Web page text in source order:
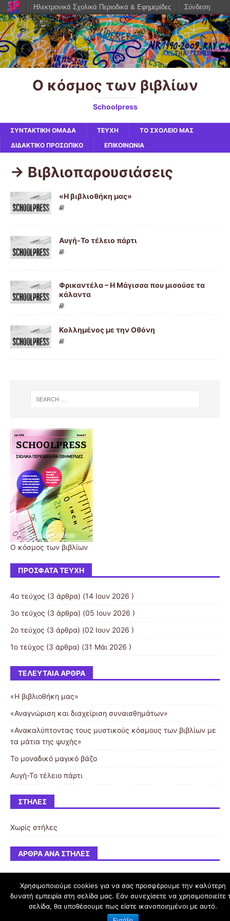
Ο κόσμος των βιβλίων
Schoolpress
ΣΥΝΤΑΚΤΙΚΗ ΟΜΑΔΑ ΤΕΥΧΗ
ΤΟ ΣΧΟΛΕΙΟ ΜΑΣ
ΔΙΔΑΚΤΙΚΟ ΠΡΟΣΩΠΙΚΟ
ΕΠΙΚΟΙΝΩΝΙΑ
-> Βιβλιοπαρουσιάσεις
«Η βιβλιοθήκη μας»
Αυγή-Το τέλειο πάρτι
Φρικαντέλα – Η Μάγισσα που μισούσε τα
κάλαντα
Κολλημένος με την Οθόνη
Ο κόσμος των βιβλίων
ΠΡΌΣΦΑΤΑ ΤΕΎΧΗ
4ο τεύχος (3 άρθρα) (14 Ιουν 2026 )
3ο τεύχος (3 άρθρα) (05 Ιουν 2026 )
2ο τεύχος (3 άρθρα) (02 Ιουν 2026 )
1ο τεύχος (3 άρθρα) (31 Μάι 2026 )
ΤΕΛΕΥΤΑΊΑ ΆΡΘΡΑ
«Η βιβλιοθήκη μας»
«Αναγνώριση και διαχείριση συναισθημάτων»
«Ανακαλύπτοντας τους μυστικούς κόσμους των βιβλίων με
τα μάτια της ψυχής»
Το μοναδικό μαγικό βάζο
Αυγή-Το τέλειο πάρτι
ΣΤΉΛΕΣ
Χωρίς στήλες
ΆΡΘΡΑ ΑΝΆ ΣΤΉΛΕΣ
schoolpress.sch.gr
Ηλεκτρονικά Σχολικά Περιοδικά & Εφημερίδες Σύνδεση
Χρησιμοποιούμε cookies για να σας προσφέρουμε την καλύτερη
δυνατή εμπειρία στη σελίδα μας. Εάν συνεχίσετε να χρησιμοποιείτε
σελίδα, θα υποθέσουμε πως είστε ικανοποιημένοι με αυτό.